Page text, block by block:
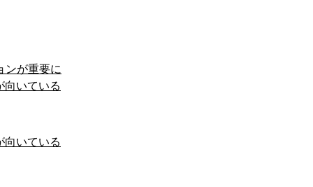
ンが重要に
向いている
向いている